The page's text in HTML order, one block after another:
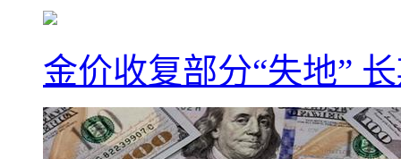
金价收复部分“失地”